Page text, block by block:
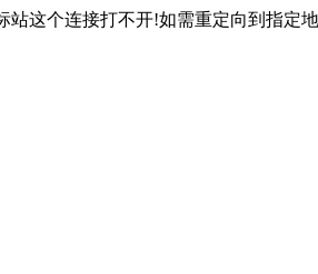
站这个连接打不开!如需重定向到指定